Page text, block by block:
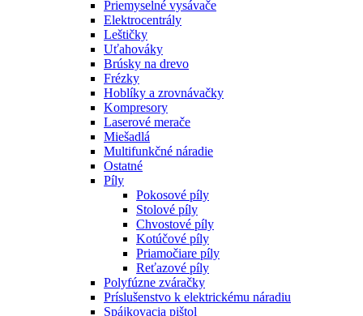
Priemyselné vysávače
Elektrocentrály
Leštičky
Uťahováky
Brúsky na drevo
Frézky
Hoblíky a zrovnávačky
Kompresory
Laserové merače
Miešadlá
Multifunkčné náradie
Ostatné
Píly
Pokosové píly
Stolové píly
Chvostové píly
Kotúčové píly
Priamočiare píly
Reťazové píly
Polyfúzne zváračky
Príslušenstvo k elektrickému náradiu
Spájkovacia pištol